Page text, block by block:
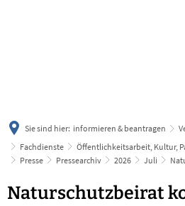
Sie sind hier: informieren & beantragen
Fachdienste
Öffentlichkeitsarbeit, Kultur,
Presse
Pressearchiv 2026 Juli
Naturschutzbeirat